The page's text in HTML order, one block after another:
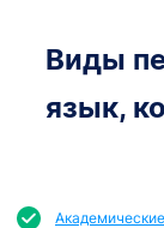
Виды
язык,
Академические